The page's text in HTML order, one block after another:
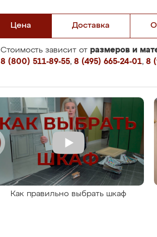
Цена Доставка
Стоимость зависит от размеров и
8 (800) 511-89-55, 8 (495) 665-24-01, 8
Как правильно выбрать шкаф